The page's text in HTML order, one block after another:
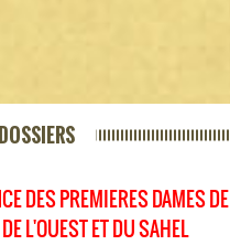
DES PREMIERES DAMES DE
L'OUEST ET DU SAHEL